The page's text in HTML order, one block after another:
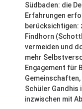
Südbaden: die
Erfahrungen
berücksichtigen:
Findhorn
vermeiden und
mehr
Engagement für
Schüler Gandhis
inzwischen mit